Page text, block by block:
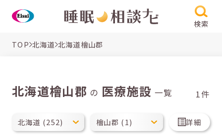
検索
TOP 北海道 北海道檜山郡
北海道檜山郡 の 医療施設 一覧 1件
詳細